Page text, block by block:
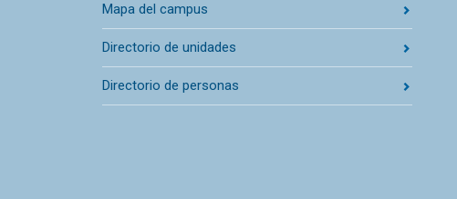
Mapa del campus
Directorio de unidades
Directorio de personas